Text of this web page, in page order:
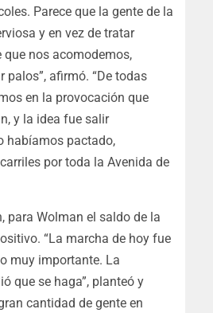
Parece que la gente de la
y en vez de tratar
nos acomodemos,
palos”, afirmó. “De todas
en la provocación que
y la idea fue salir
habíamos pactado,
por toda la Avenida de
para Wolman el saldo de la
“La marcha de hoy fue
muy importante. La
que se haga”, planteó y
cantidad de gente en